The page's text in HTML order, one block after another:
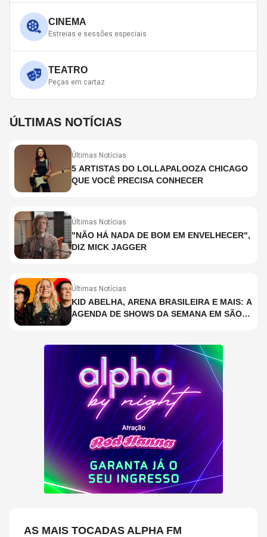
CINEMA
Estreias e sessões especiais
TEATRO
Peças em cartaz
ÚLTIMAS NOTÍCIAS
Últimas Notícias
5 ARTISTAS DO LOLLAPALOOZA CHICAGO
QUE VOCÊ PRECISA CONHECER
Últimas Notícias
"NÃO HÁ NADA DE BOM EM ENVELHECER",
DIZ MICK JAGGER
Últimas Notícias
KID ABELHA, ARENA BRASILEIRA E MAIS: A
AGENDA DE SHOWS DA SEMANA EM SÃO
AS MAIS TOCADAS ALPHA FM